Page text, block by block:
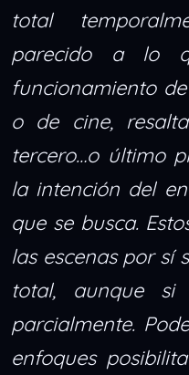
total
parecido a lo
funcionamiento
o de cine,
tercero…o último
la intención del
que se busca.
las escenas por sí
total, aunque si
parcialmente.
enfoques